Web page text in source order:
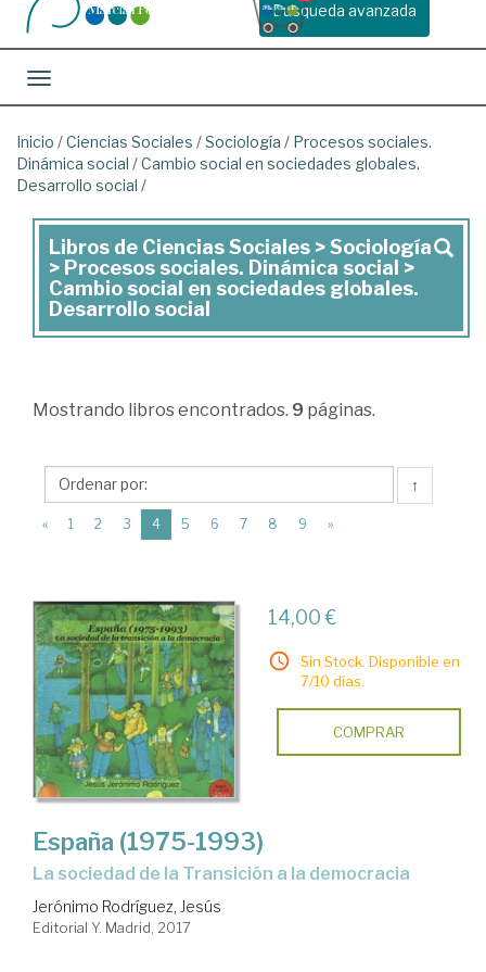
Busqueda avanzada
Toggle navigation
Inicio /Ciencias Sociales /Sociología / Procesos sociales.
Dinámica social /Cambio social en sociedades globales.
Desarrollo social /
Libros
de
Ciencias
Sociología
>
Procesos
sociales.
social
>
Cambio
social
en
sociedades
globales.
Desarrollo
social
Libros de Ciencias Sociales > Sociología
> Procesos sociales. Dinámica social >
Cambio social en sociedades globales.
Desarrollo social
Mostrando libros encontrados. 9 páginas.
↑
« 1 2 3 4(current)
5 6 7 8 9 »
14,00 €
Sin Stock. Disponible en
7/10 días.
COMPRAR
España (1975-1993)
la sociedad de la Transición a la democracia
Jerónimo Rodríguez, Jesús
Editorial Y. Madrid, 2017